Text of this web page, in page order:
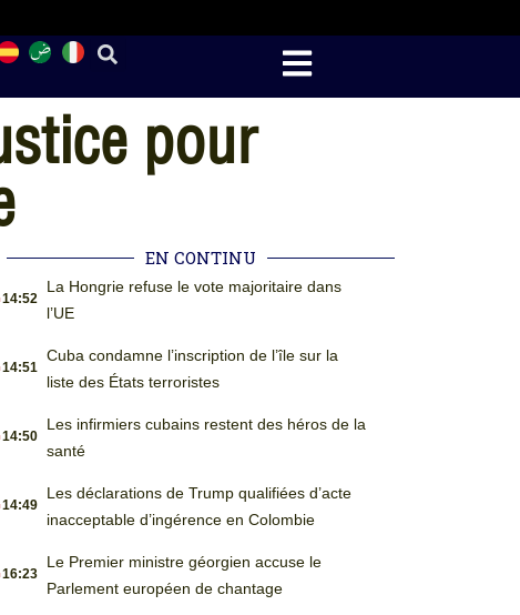
pour
EN CONTINU
14:52
La Hongrie refuse le vote majoritaire dans
l’UE
14:51
Cuba condamne l’inscription de l’île sur la
liste des États terroristes
14:50
Les infirmiers cubains restent des héros de la
santé
14:49
Les déclarations de Trump qualifiées d’acte
inacceptable d’ingérence en Colombie
16:23
Le Premier ministre géorgien accuse le
Parlement européen de chantage